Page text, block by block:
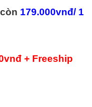
179.000vnđ/ 1
+ Freeship